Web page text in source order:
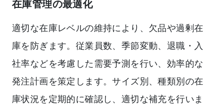
在庫管理の最適化
適切な在庫レベルの維持により、欠品や過剰在
庫を防ぎます。従業員数、季節変動、退職・入
社率などを考慮した需要予測を行い、効率的な
発注計画を策定します。サイズ別、種類別の在
庫状況を定期的に確認し、適切な補充を行いま